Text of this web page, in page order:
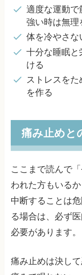
適度な運動で
強い時は無理
体を冷やさな
十分な睡眠と
ける
ストレスをた
を作る
痛み止めと
ここまで読んで
われた方もいる
中断することは
る場合は、必ず
必要があります。
痛み止めは決し